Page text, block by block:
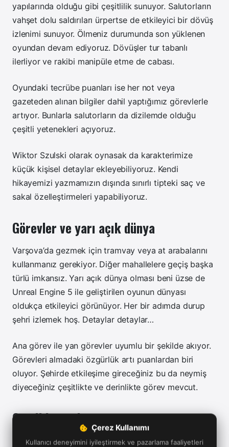
Çerez Kullanımı
Kullanıcı deneyimini iyileştirmek ve pazarlama faaliyetleri
yapılarında olduğu gibi çeşitlilik sunuyor. Salutorların
vahşet dolu saldırıları ürpertse de etkileyici bir dövüş
izlenimi sunuyor. Ölmeniz durumunda son yüklenen
oyundan devam ediyoruz. Dövüşler tur tabanlı
ilerliyor ve rakibi manipüle etme de cabası.
Oyundaki tecrübe puanları ise her not veya
gazeteden alınan bilgiler dahil yaptığımız görevlerle
artıyor. Bunlarla salutorların da dizilemde olduğu
çeşitli yetenekleri açıyoruz.
Wiktor Szulski olarak oynasak da karakterimize
küçük kişisel detaylar ekleyebiliyoruz. Kendi
hikayemizi yazmamızın dışında sınırlı tipteki saç ve
sakal özelleştirmeleri yapabiliyoruz.
Görevler ve yarı açık dünya
Varşova’da gezmek için tramvay veya at arabalarını
kullanmanız gerekiyor. Diğer mahallelere geçiş başka
türlü imkansız. Yarı açık dünya olması beni üzse de
Unreal Engine 5 ile geliştirilen oyunun dünyası
oldukça etkileyici görünüyor. Her bir adımda durup
şehri izlemek hoş. Detaylar detaylar…
Ana görev ile yan görevler uyumlu bir şekilde akıyor.
Görevleri almadaki özgürlük artı puanlardan biri
oluyor. Şehirde etkileşime gireceğiniz bu da neymiş
diyeceğiniz çeşitlikte ve derinlikte görev mevcut.
Grafikler, animasyon, ses ve atmosfer
Unreal Engine 5 kullanılan oyunda grafikler ve